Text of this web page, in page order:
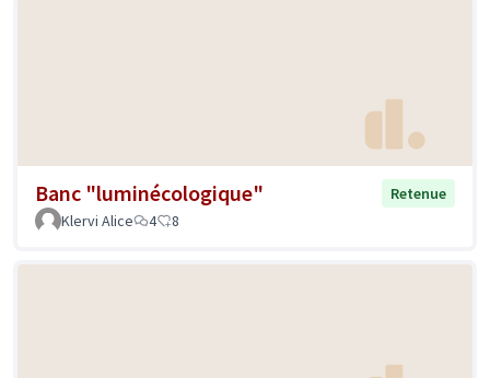
Banc "luminécologique"
Retenue
Klervi Alice
4 8